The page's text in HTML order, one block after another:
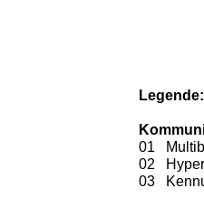
Legende:
01
02
03